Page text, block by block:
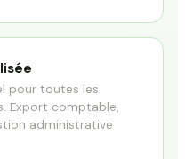
pour toutes les
Export comptable,
administrative